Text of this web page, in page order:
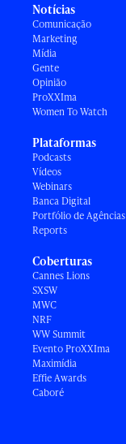
Notícias
Comunicação
Marketing
Mídia
Gente
Opinião
ProXXIma
Women To Watch
Plataformas
Podcasts
Vídeos
Webinars
Banca Digital
Portfólio de Agências
Reports
Coberturas
Cannes Lions
SXSW
MWC
NRF
WW Summit
Evento ProXXIma
Maximídia
Effie Awards
Caboré